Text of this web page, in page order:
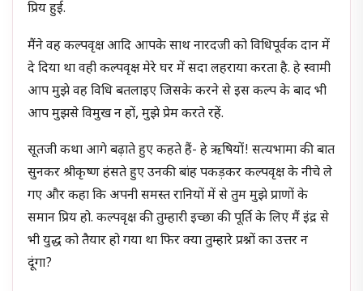
प्रिय हुई.
मैंने वह कल्पवृक्ष आदि आपके साथ नारदजी को विधिपूर्वक दान में
दे दिया था वही कल्पवृक्ष मेरे घर में सदा लहराया करता है. हे स्वामी
आप मुझे वह विधि बतलाइए जिसके करने से इस कल्प के बाद भी
आप मुझसे विमुख न हों, मुझे प्रेम करते रहें.
सूतजी कथा आगे बढ़ाते हुए कहते हैं- हे ऋषियों! सत्यभामा की बात
सुनकर श्रीकृष्ण हंसते हुए उनकी बांह पकड़कर कल्पवृक्ष के नीचे ले
गए और कहा कि अपनी समस्त रानियों में से तुम मुझे प्राणों के
समान प्रिय हो. कल्पवृक्ष की तुम्हारी इच्छा की पूर्ति के लिए मैं इंद्र से
भी युद्ध को तैयार हो गया था फिर क्या तुम्हारे प्रश्नों का उत्तर न
दूंगा?